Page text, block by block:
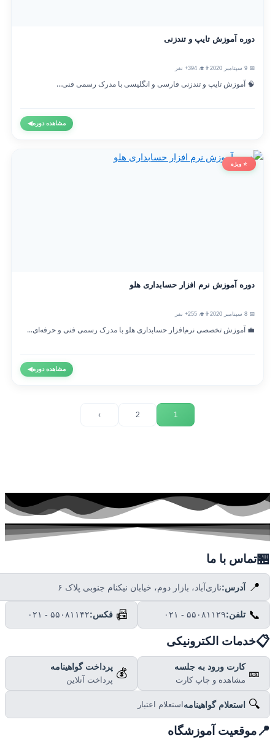
دوره آموزش تایپ و تندزنی
👨‍🎓 394+ نفر
🧠 آموزش تایپ و تندزنی فارسی و انگلیسی با مدرک رسمی فنی...
مشاهده دوره◀
⭐ ویژه
دوره آموزش نرم افزار حسابداری هلو
👨‍🎓 255+ نفر
💼 آموزش تخصصی نرم‌افزار حسابداری هلو با مدرک رسمی فنی و حرفه‌ای...
مشاهده دوره◀
تماس با ما
📍 آدرس:نازی‌آباد، بازار دوم، خیابان نیکنام جنوبی پلاک ۶
📞 تلفن:۰۲۱ - ۵۵۰۸۱۱۲۹ 📠 فکس:۰۲۱ - ۵۵۰۸۱۱۴۲
خدمات الکترونیکی
🎫 کارت ورود به جلسه
مشاهده و چاپ کارت
💰 پرداخت گواهینامه
پرداخت آنلاین
🔍 استعلام گواهینامهاستعلام اعتبار
موقعیت آموزشگاه